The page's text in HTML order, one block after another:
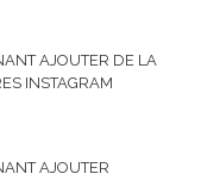
AJOUTER DE LA
INSTAGRAM
AJOUTER